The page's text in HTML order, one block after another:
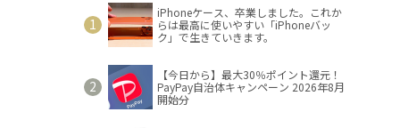
iPhoneケース、卒業しました。これか
らは最高に使いやすい「iPhoneバッ
ク」で生きていきます。
【今日から】最大30％ポイント還元！
PayPay自治体キャンペーン 2026年8月
開始分